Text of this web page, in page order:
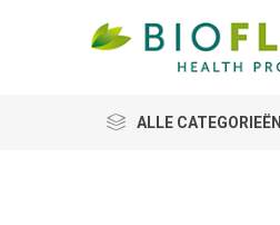
ALLE CATEGORIEËN